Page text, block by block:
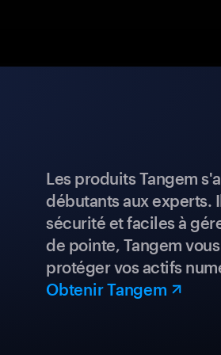
Les produits Tangem
débutants aux experts.
sécurité et faciles à
de pointe, Tangem
protéger vos actifs
Obtenir Tangem